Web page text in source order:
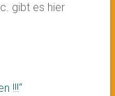
gibt es hier
!!!“